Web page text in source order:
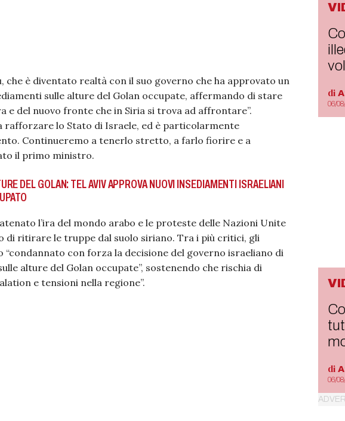
che è diventato realtà con il suo governo che ha approvato un
sulle alture del Golan occupate, affermando di stare
e del nuovo fronte che in Siria si trova ad affrontare”.
rafforzare lo Stato di Israele, ed è particolarmente
Continueremo a tenerlo stretto, a farlo fiorire e a
il primo ministro.
DEL GOLAN: TEL AVIV APPROVA NUOVI INSEDIAMENTI ISRAELIANI
l’ira del mondo arabo e le proteste delle Nazioni Unite
di ritirare le truppe dal suolo siriano. Tra i più critici, gli
“condannato con forza la decisione del governo israeliano di
alture del Golan occupate”, sostenendo che rischia di
e tensioni nella regione”.
di
06/
di
06/